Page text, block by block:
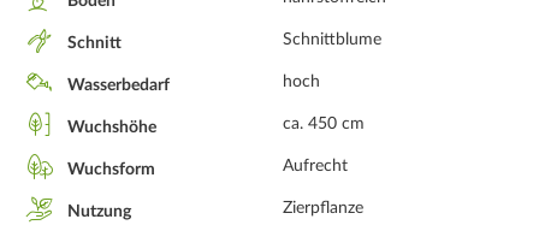
Schnitt Schnittblume
Wasserbedarf hoch
Wuchshöhe ca. 450 cm
Wuchsform Aufrecht
Nutzung Zierpflanze